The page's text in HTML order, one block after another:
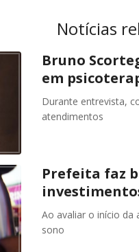
Notícias
Bruno
em
Durante entrevista,
atendimentos
Prefeita faz
Ao avaliar o início da
sono